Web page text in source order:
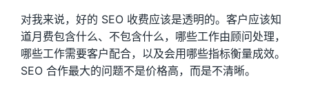
对我来说，好的 SEO 收费应该是透明的。客户应该知
道月费包含什么、不包含什么，哪些工作由顾问处理，
哪些工作需要客户配合，以及会用哪些指标衡量成效。
SEO 合作最大的问题不是价格高，而是不清晰。